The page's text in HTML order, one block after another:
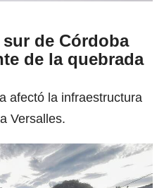
de Córdoba
de la quebrada
afectó la infraestructura
Versalles.